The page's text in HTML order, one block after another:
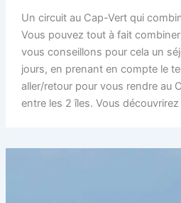
Un circuit au Cap-Vert qui
Vous pouvez tout à fait
vous conseillons pour cela un
jours, en prenant en compte le
aller/retour pour vous rendre au
entre les 2 îles. Vous découvrirez